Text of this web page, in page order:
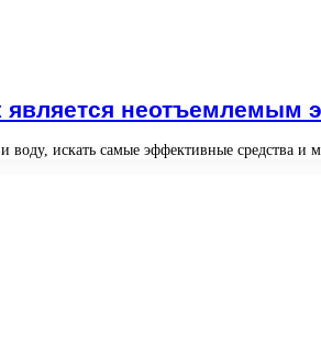
неотъемлемым
искать самые эффективные средства